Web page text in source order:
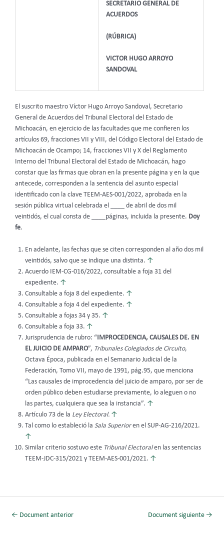
SECRETARIO GENERAL DE
ACUERDOS
(RÚBRICA)
VICTOR HUGO ARROYO
SANDOVAL
El suscrito maestro Víctor Hugo Arroyo Sandoval, Secretario
General de Acuerdos del Tribunal Electoral del Estado de
Michoacán, en ejercicio de las facultades que me confieren los
artículos 69, fracciones VII y VIII, del Código Electoral del Estado de
Michoacán de Ocampo; 14, fracciones VII y X del Reglamento
Interno del Tribunal Electoral del Estado de Michoacán, hago
constar que las firmas que obran en la presente página y en la que
antecede, corresponden a la sentencia del asunto especial
identificado con la clave TEEM-AES-001/2022, aprobada en la
sesión pública virtual celebrada el ____ de abril de dos mil
veintidós, el cual consta de ____páginas, incluida la presente. Doy
fe.
En adelante, las fechas que se citen corresponden al año dos mil
veintidós, salvo que se indique una distinta. ↑
Acuerdo IEM-CG-016/2022, consultable a foja 31 del
expediente. ↑
Consultable a foja 8 del expediente. ↑
Consultable a foja 4 del expediente. ↑
Consultable a fojas 34 y 35. ↑
Consultable a foja 33. ↑
Jurisprudencia de rubro: “ IMPROCEDENCIA, CAUSALES DE. EN
EL JUICIO DE AMPARO”, Tribunales Colegiados de Circuito,
Octava Época, publicada en el Semanario Judicial de la
Federación, Tomo VII, mayo de 1991, pág.95, que menciona
“Las causales de improcedencia del juicio de amparo, por ser de
orden público deben estudiarse previamente, lo aleguen o no
las partes, cualquiera que sea la instancia”. ↑
Artículo 73 de la Ley Electoral. ↑
Tal como lo estableció la Sala Superioren el SUP-AG-216/2021.
↑
Similar criterio sostuvo este Tribunal Electoralen las sentencias
TEEM-JDC-315/2021 y TEEM-AES-001/2021. ↑
← Document anterior Document siguiente →